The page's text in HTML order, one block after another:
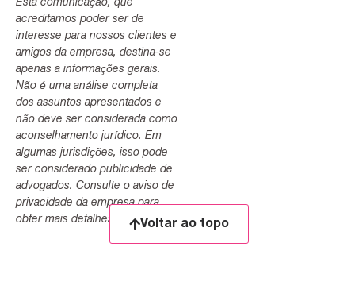
Esta comunicação, que
acreditamos poder ser de
interesse para nossos clientes e
amigos da empresa, destina-se
apenas a informações gerais.
Não é uma análise completa
dos assuntos apresentados e
não deve ser considerada como
aconselhamento jurídico. Em
algumas jurisdições, isso pode
ser considerado publicidade de
advogados. Consulte o aviso de
privacidade da empresa para
obter mais detalhes.
Voltar ao topo